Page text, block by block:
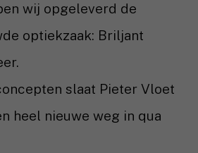
wij opgeleverd de
optiekzaak: Briljant
slaat Pieter Vloet
heel nieuwe weg in qua